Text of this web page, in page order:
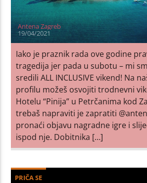
Antena Zagreb
19/04/2021
Iako je praznik rada ove godine
tragedija jer pada u subotu – mi
sredili ALL INCLUSIVE vikend! Na
profilu možeš osvojiti trodnevni
Hotelu “Pinija” u Petrčanima kod
trebaš napraviti je zapratiti
pronaći objavu nagradne igre i
ispod nje. Dobitnika […]
PRIČA SE